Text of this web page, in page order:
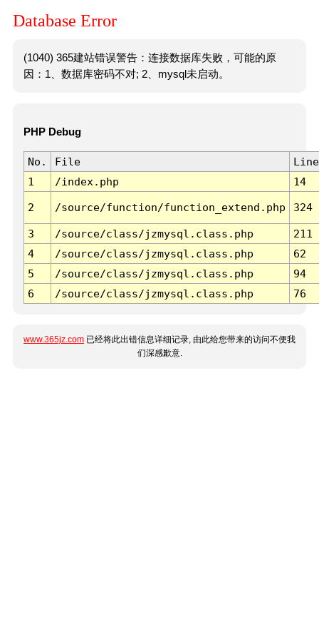
Database Error
(1040) 365建站错误警告：连接数据库失败，可能的原
因：1、数据库密码不对; 2、mysql未启动。
PHP Debug
No. File
Line
1
/index.php 14
2 /source/function/function_extend.php 324
3 /source/class/jzmysql.class.php
211
4
/source/class/jzmysql.class.php
62
5
/source/class/jzmysql.class.php
94
6
/source/class/jzmysql.class.php 76
www.365jz.com 已经将此出错信息详细记录, 由此给您带来的访问不便我
们深感歉意.